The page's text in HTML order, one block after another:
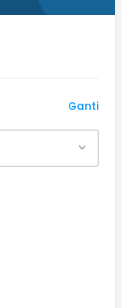
Ganti